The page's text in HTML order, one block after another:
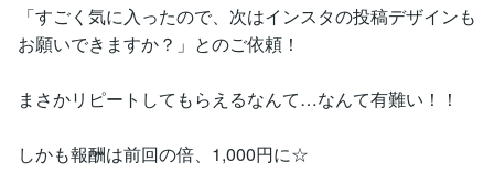
「すごく気に入ったので、次はインスタの投稿デザインも
お願いできますか？」とのご依頼！
まさかリピートしてもらえるなんて…なんて有難い！！
しかも報酬は前回の倍、1,000円に☆